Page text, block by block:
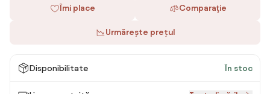
Îmi place Comparaţie
Urmărește prețul
Disponibilitate În stoc